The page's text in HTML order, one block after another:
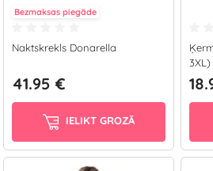
Bezmaksas piegāde
Naktskrekls Donarella
41.95 €
IELIKT GROZĀ
3XL)